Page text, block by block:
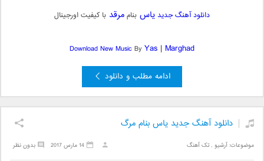
دانلود آهنگ جدید یاس بناممرقد با کیفیت اورجینال
Download New MusicByYas | Marghad
ادامه مطلب و دانلود
دانلود آهنگ جدید یاس بنام مرگ
موضوعات:آرشیو ,تک آهنگ بدون نظر 14 مارس 2017